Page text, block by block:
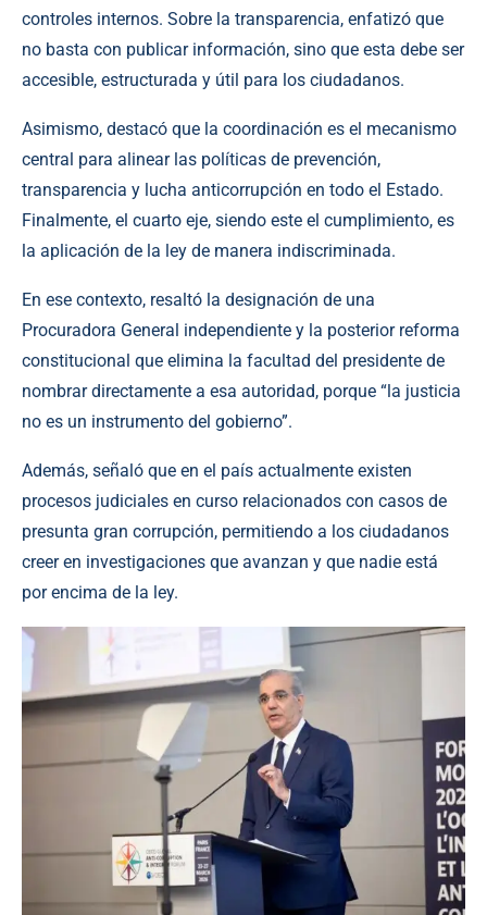
controles internos. Sobre la transparencia, enfatizó que
no basta con publicar información, sino que esta debe ser
accesible, estructurada y útil para los ciudadanos.
Asimismo, destacó que la coordinación es el mecanismo
central para alinear las políticas de prevención,
transparencia y lucha anticorrupción en todo el Estado.
Finalmente, el cuarto eje, siendo este el cumplimiento, es
la aplicación de la ley de manera indiscriminada.
En ese contexto, resaltó la designación de una
Procuradora General independiente y la posterior reforma
constitucional que elimina la facultad del presidente de
nombrar directamente a esa autoridad, porque “la justicia
no es un instrumento del gobierno”.
Además, señaló que en el país actualmente existen
procesos judiciales en curso relacionados con casos de
presunta gran corrupción, permitiendo a los ciudadanos
creer en investigaciones que avanzan y que nadie está
por encima de la ley.